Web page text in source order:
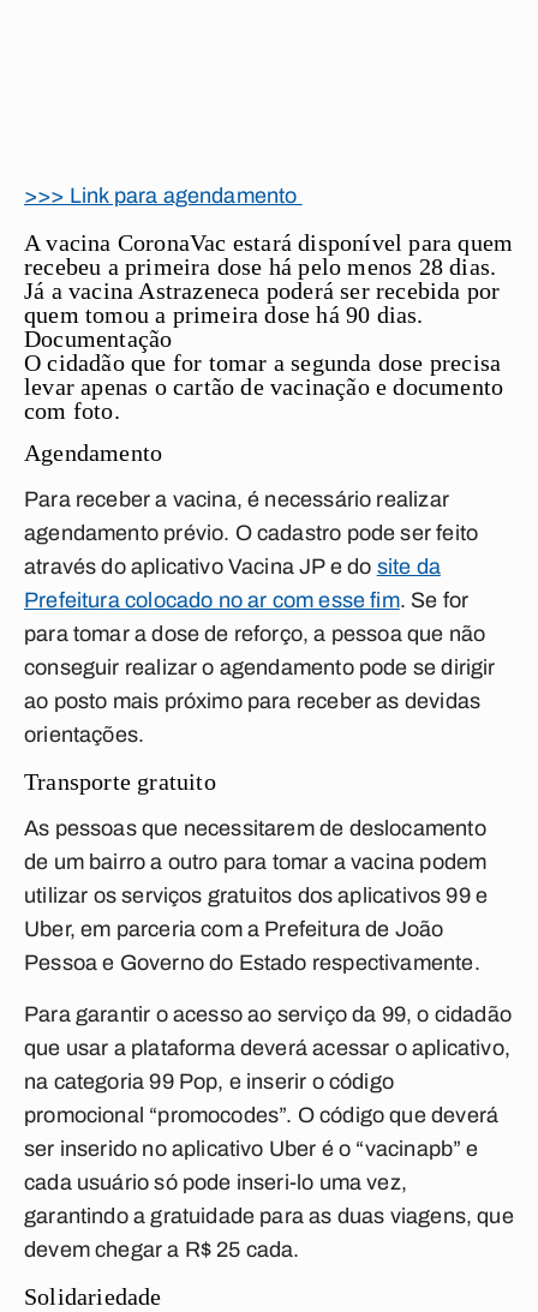
>>> Link para agendamento
A vacina CoronaVac estará disponível para quem
recebeu a primeira dose há pelo menos 28 dias.
Já a vacina Astrazeneca poderá ser recebida por
quem tomou a primeira dose há 90 dias.
Documentação
O cidadão que for tomar a segunda dose precisa
levar apenas o cartão de vacinação e documento
com foto.
Agendamento
Para receber a vacina, é necessário realizar
agendamento prévio. O cadastro pode ser feito
através do aplicativo Vacina JP e do site da
Prefeitura colocado no ar com esse fim. Se for
para tomar a dose de reforço, a pessoa que não
conseguir realizar o agendamento pode se dirigir
ao posto mais próximo para receber as devidas
orientações.
Transporte gratuito
As pessoas que necessitarem de deslocamento
de um bairro a outro para tomar a vacina podem
utilizar os serviços gratuitos dos aplicativos 99 e
Uber, em parceria com a Prefeitura de João
Pessoa e Governo do Estado respectivamente.
Para garantir o acesso ao serviço da 99, o cidadão
que usar a plataforma deverá acessar o aplicativo,
na categoria 99 Pop, e inserir o código
promocional “promocodes”. O código que deverá
ser inserido no aplicativo Uber é o “vacinapb” e
cada usuário só pode inseri-lo uma vez,
garantindo a gratuidade para as duas viagens, que
devem chegar a R$ 25 cada.
Solidariedade